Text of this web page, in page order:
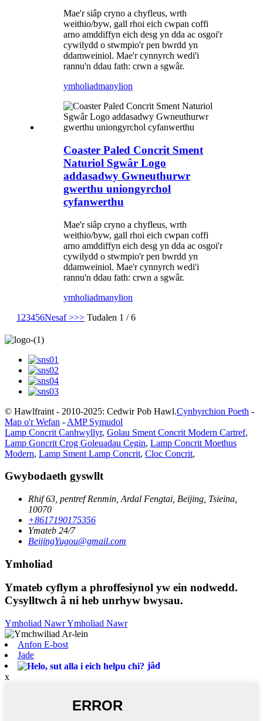
Mae'r siâp cryno a chyfleus, wrth
weithio/byw, gall rhoi eich cwpan coffi
arno amddiffyn eich desg yn dda ac osgoi'r
cywilydd o stwmpio'r pen bwrdd yn
ddamweiniol. Mae'r cynnyrch wedi'i
rannu'n ddau fath: crwn a sgwâr.
ymholiadmanylion
Coaster Paled Concrit Sment
Naturiol Sgwâr Logo
addasadwy Gwneuthurwr
gwerthu uniongyrchol
cyfanwerthu
Mae'r siâp cryno a chyfleus, wrth
weithio/byw, gall rhoi eich cwpan coffi
arno amddiffyn eich desg yn dda ac osgoi'r
cywilydd o stwmpio'r pen bwrdd yn
ddamweiniol. Mae'r cynnyrch wedi'i
rannu'n ddau fath: crwn a sgwâr.
ymholiadmanylion
1 23456Nesaf >>> Tudalen 1 / 6
© Hawlfraint - 2010-2025: Cedwir Pob Hawl.Cynhyrchion Poeth -
Map o'r Wefan - AMP Symudol
Lamp Concrit Canhwyllyr, Golau Sment Concrit Modern Cartref,
Lamp Goncrit Crog Goleuadau Cegin, Lamp Concrit Moethus
Modern, Lamp Sment Lamp Concrit, Cloc Concrit,
Gwybodaeth gyswllt
Rhif 63, pentref Renmin, Ardal Fengtai, Beijing, Tsieina,
10070
+8617190175356
Ymateb 24/7
BeijingYugou@gmail.com
Ymholiad
Ymateb cyflym a phroffesiynol yw ein nodwedd.
Cysylltwch â ni heb unrhyw bwysau.
Ymholiad NawrYmholiad Nawr
Anfon E-bost
Jade
jâd
x